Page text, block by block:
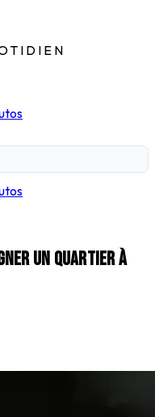
un quartier à